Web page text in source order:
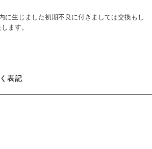
に生じました初期不良に付きましては交換もし
ます。
表記